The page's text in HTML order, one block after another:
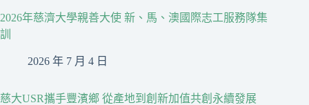
2026年慈濟大學親善大使 新、馬、澳國際志工服務隊集
訓
2026 年 7 月 4 日
慈大USR攜手豐濱鄉 從產地到創新加值共創永續發展